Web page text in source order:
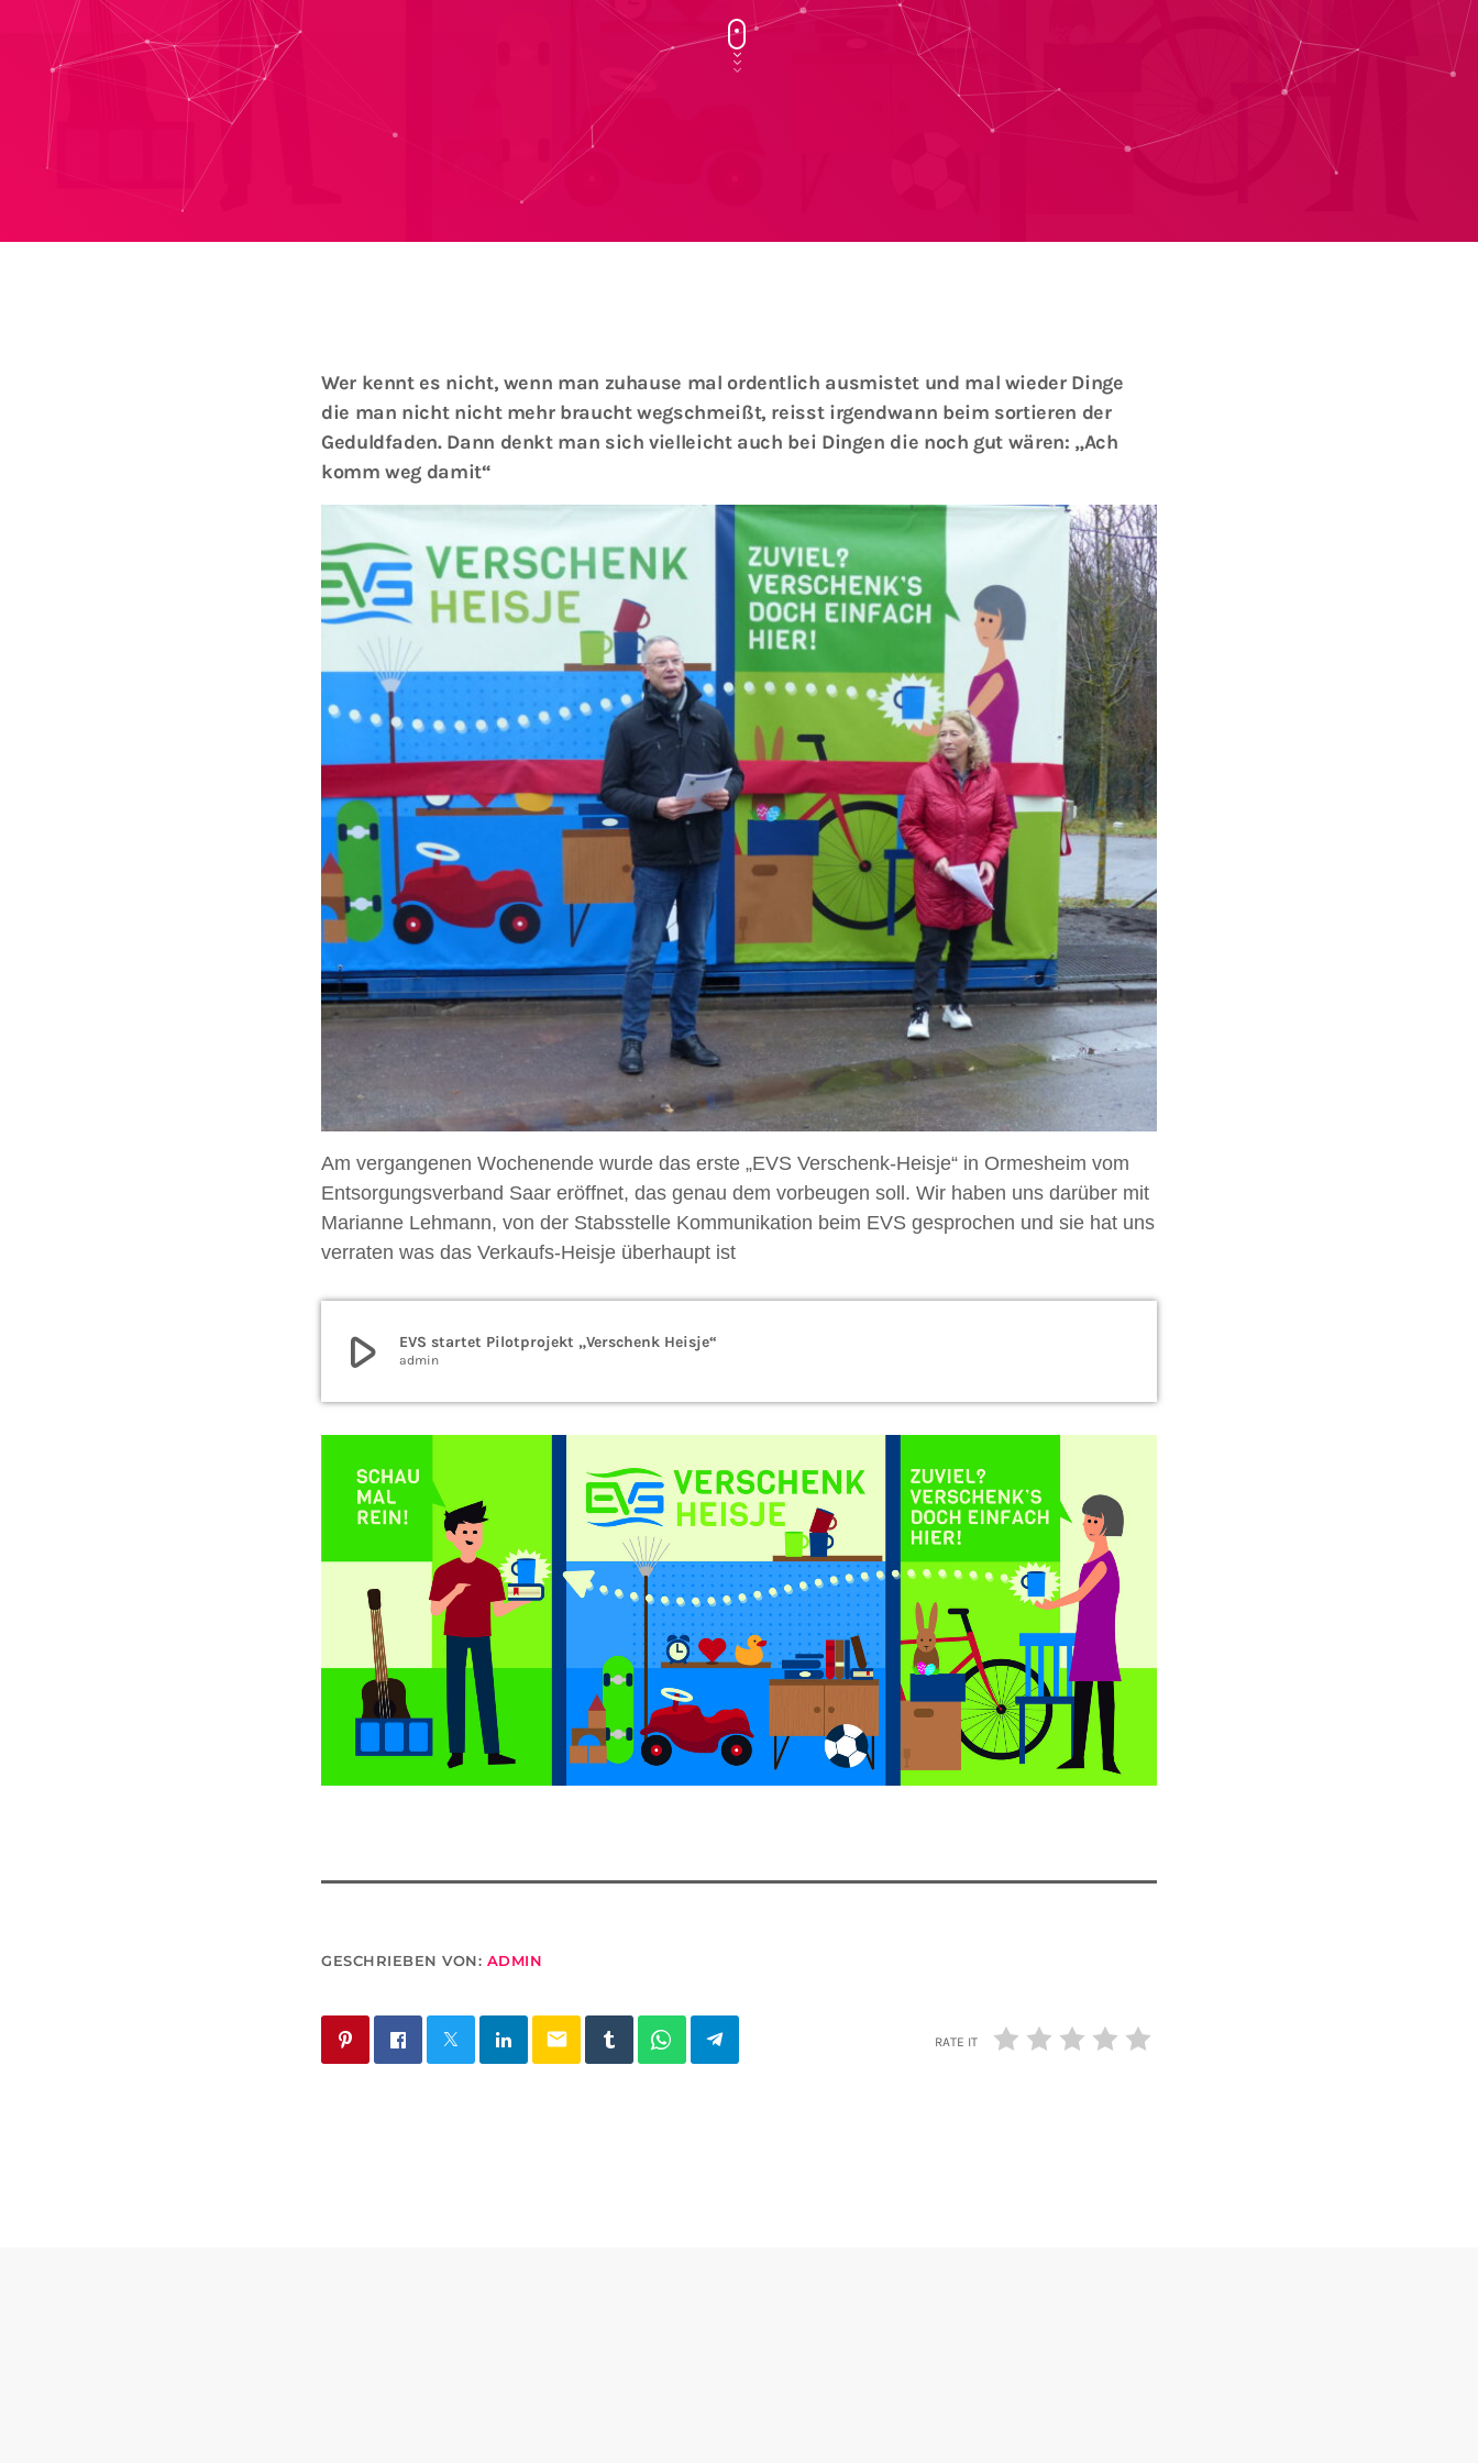
Wer kennt es nicht, wenn man zuhause mal ordentlich ausmistet und mal wieder Dinge
die man nicht nicht mehr braucht wegschmeißt, reisst irgendwann beim sortieren der
Geduldfaden. Dann denkt man sich vielleicht auch bei Dingen die noch gut wären: „Ach
komm weg damit“
Am vergangenen Wochenende wurde das erste „EVS Verschenk-Heisje“ in Ormesheim vom
Entsorgungsverband Saar eröffnet, das genau dem vorbeugen soll. Wir haben uns darüber mit
Marianne Lehmann, von der Stabsstelle Kommunikation beim EVS gesprochen und sie hat uns
verraten was das Verkaufs-Heisje überhaupt ist
play_arrow EVS startet Pilotprojekt „Verschenk Heisje“
admin
GESCHRIEBEN VON: ADMIN
email RATE IT